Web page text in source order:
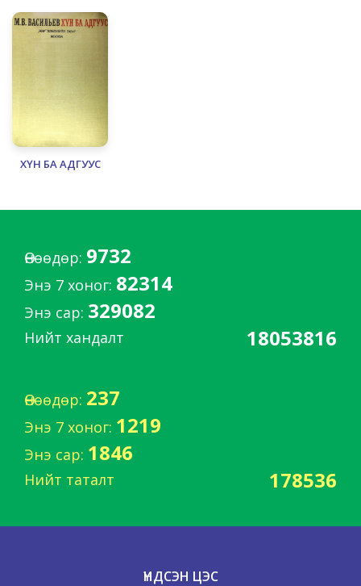
ХҮН БА АДГУУС
Өнөөдөр: 9732
Энэ 7 хоног: 82314
Энэ сар: 329082
Нийт хандалт 18053816
Өнөөдөр: 237
Энэ 7 хоног: 1219
Энэ сар: 1846
Нийт таталт 178536
ҮНДСЭН ЦЭС